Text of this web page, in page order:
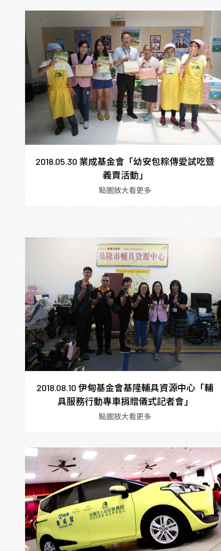
2018.05.30 業成基金會「幼安包粽傳愛試吃暨
義賣活動」
點圖放大看更多
2018.08.10 伊甸基金會基隆輔具資源中心「輔
具服務行動專車捐贈儀式記者會」
點圖放大看更多